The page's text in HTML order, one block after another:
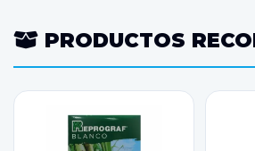
PRODUCTOS